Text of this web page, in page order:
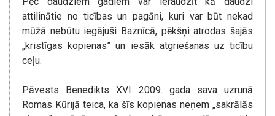
attilinātie no ticības un pagāni, kuri var būt nekad
mūžā nebūtu iegājuši Baznīcā, pēkšņi atrodas šajās
„kristīgas kopienas” un iesāk atgriešanas uz ticību
ceļu.
Pāvests Benedikts XVI 2009. gada sava uzrunā
Romas Kūrijā teica, ka šīs kopienas neņem „sakrālās